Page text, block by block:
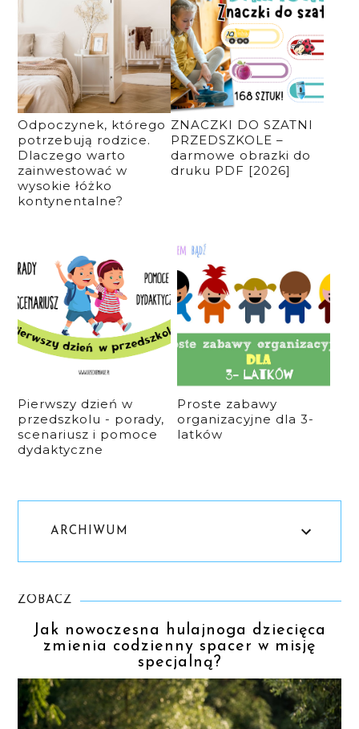
Odpoczynek, którego
potrzebują rodzice.
Dlaczego warto
zainwestować w
wysokie łóżko
kontynentalne?
ZNACZKI DO SZATNI
PRZEDSZKOLE –
darmowe obrazki do
druku PDF [2026]
Pierwszy dzień w
przedszkolu - porady,
scenariusz i pomoce
dydaktyczne
Proste zabawy
organizacyjne dla 3-
latków
ARCHIWUM
ZOBACZ
Jak nowoczesna hulajnoga dziecięca
zmienia codzienny spacer w misję
specjalną?